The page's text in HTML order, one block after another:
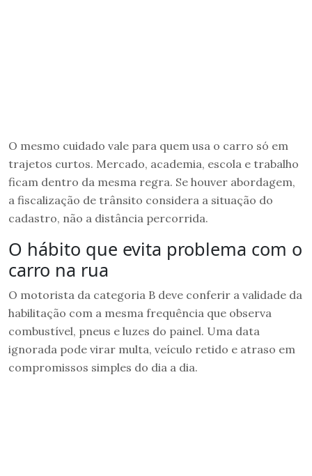
O mesmo cuidado vale para quem usa o carro só em
trajetos curtos. Mercado, academia, escola e trabalho
ficam dentro da mesma regra. Se houver abordagem,
a fiscalização de trânsito considera a situação do
cadastro, não a distância percorrida.
O hábito que evita problema com o
carro na rua
O motorista da categoria B deve conferir a validade da
habilitação com a mesma frequência que observa
combustível, pneus e luzes do painel. Uma data
ignorada pode virar multa, veículo retido e atraso em
compromissos simples do dia a dia.